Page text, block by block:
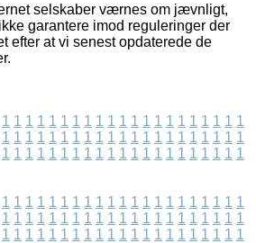
selskaber værnes om jævnligt,
garantere imod reguleringer der
efter at vi senest opdaterede de
1 1 1 1 1 1 1 1 1 1 1 1 1 1 1 1 1 1 1 1 1
1 1 1 1 1 1 1 1 1 1 1 1 1 1 1 1 1 1 1 1 1
1 1 1 1 1 1 1 1 1 1 1 1 1 1 1 1 1 1 1 1 1
1 1 1 1 1 1 1 1 1 1 1 1 1 1 1 1 1 1 1 1 1
1 1 1 1 1 1 1 1 1 1 1 1 1 1 1 1 1 1 1 1 1
1 1 1 1 1 1 1 1 1 1 1 1 1 1 1 1 1 1 1 1 1